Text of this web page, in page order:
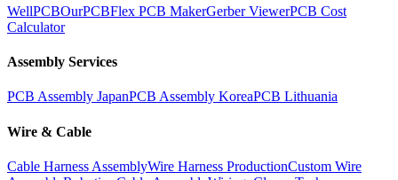
WellPCBOurPCBFlex PCB MakerGerber ViewerPCB Cost
Calculator
Assembly Services
PCB Assembly JapanPCB Assembly KoreaPCB Lithuania
Wire & Cable
Cable Harness AssemblyWire Harness ProductionCustom Wire